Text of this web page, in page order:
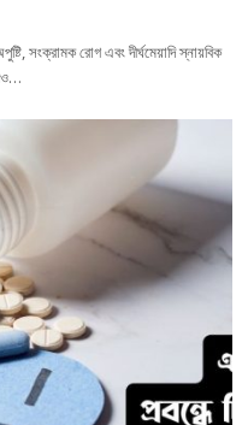
সংক্রামক রোগ এবং দীর্ঘমেয়াদি স্নায়বিক